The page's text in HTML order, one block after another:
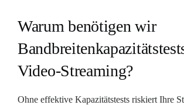
Warum benötigen wir
Video-Streaming?
Ohne effektive Kapazitätstests riskiert Ihre